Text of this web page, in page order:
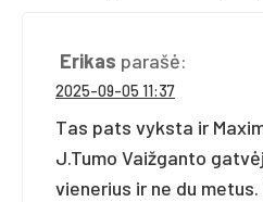
Erikas parašė:
2025-09-05 11:37
Tas pats vyksta ir
J.Tumo Vaižganto
vienerius ir ne du